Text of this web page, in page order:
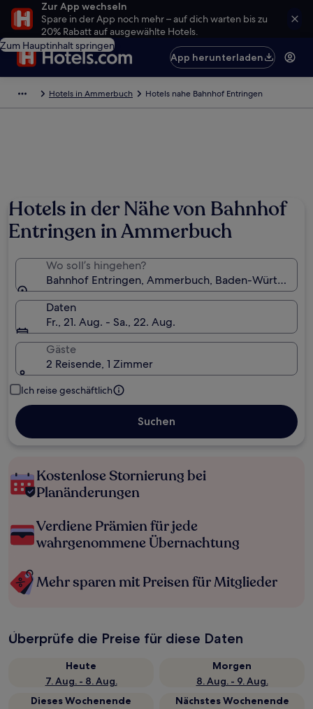
Zur App wechseln
Spare in der App noch mehr – auf dich warten bis zu
20% Rabatt auf ausgewählte Hotels.
Zum Hauptinhalt springen
App herunterladen
Hotels in Ammerbuch Hotels nahe Bahnhof Entringen
Hotels in der Nähe von Bahnhof
Entringen in Ammerbuch
Wo soll’s hingehen?
Bahnhof Entringen, Ammerbuch, Baden-
Daten
Fr., 21. Aug. - Sa., 22. Aug.
Gäste
2 Reisende, 1 Zimmer
Ich reise geschäftlich
Suchen
Kostenlose Stornierung bei
Planänderungen
Verdiene Prämien für jede
wahrgenommene Übernachtung
Mehr sparen mit Preisen für Mitglieder
Überprüfe die Preise für diese Daten
Heute
7. Aug. - 8. Aug.
Morgen
8. Aug. - 9. Aug.
Dieses Wochenende
Nächstes Wochenende